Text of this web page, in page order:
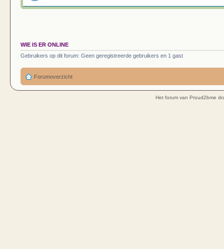
WIE IS ER ONLINE
Gebruikers op dit forum: Geen geregistreerde gebruikers en 1 gast
Forumoverzicht
Het forum van Proud2bme